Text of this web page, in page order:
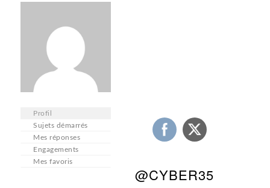
Profil
Sujets démarrés
Mes réponses
Engagements
Mes favoris
@CYBER35